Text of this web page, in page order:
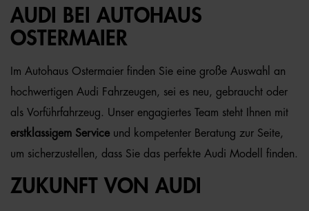
AUDI BEI AUTOHAUS
OSTERMAIER
Im Autohaus Ostermaier finden Sie eine große Auswahl an
hochwertigen Audi Fahrzeugen, sei es neu, gebraucht oder
als Vorführfahrzeug. Unser engagiertes Team steht Ihnen mit
erstklassigem Service und kompetenter Beratung zur Seite,
um sicherzustellen, dass Sie das perfekte Audi Modell finden.
ZUKUNFT VON AUDI